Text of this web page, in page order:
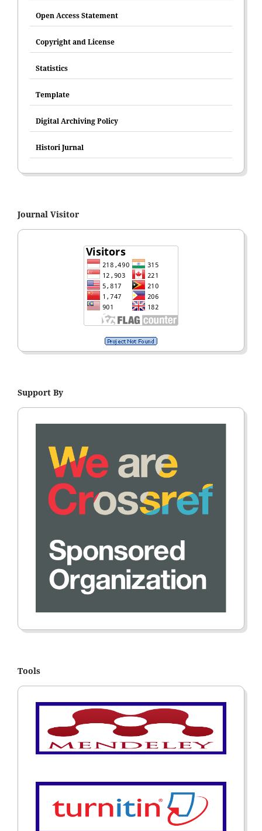
Open Access Statement
Copyright and License
Statistics
Template
Digital Archiving Policy
Histori Jurnal
Journal Visitor
Support By
Tools